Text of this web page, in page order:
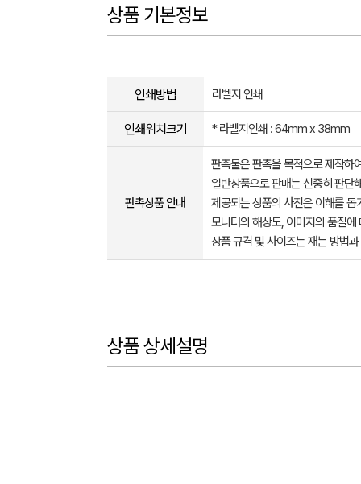
상품 기본정보
인쇄방법 라벨지 인쇄
인쇄위치크기 * 라벨지인쇄 : 64mm x 38mm
판촉상품 안내
판촉물은 판촉을 목적으로 제작하
일반상품으로 판매는 신중히 판단
제공되는 상품의 사진은 이해를
모니터의 해상도, 이미지의 품질
상품 규격 및 사이즈는 재는 방법
상품 상세설명